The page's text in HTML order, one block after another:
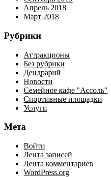
Апрель 2018
Март 2018
Рубрики
Аттракционы
Без рубрики
Дендрарий
Новости
Семейное кафе "Ассоль"
Спортивные площадки
Услуги
Мета
Войти
Лента записей
Лента комментариев
WordPress.org